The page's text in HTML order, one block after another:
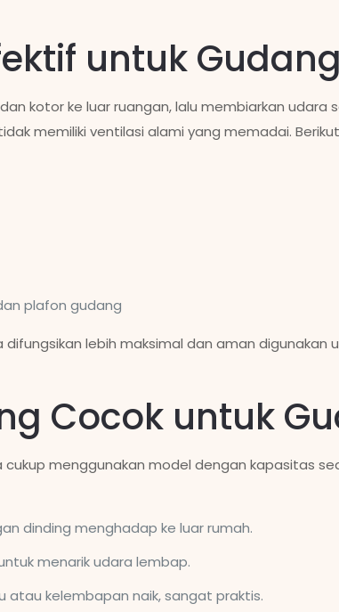
untuk
kotor ke luar ruangan, lalu membiarkan
memiliki ventilasi alami yang memadai.
plafon gudang
lebih maksimal dan aman
Cocok untuk
menggunakan model dengan kapasitas
dinding menghadap ke luar rumah.
menarik udara lembap.
atau kelembapan naik, sangat praktis.